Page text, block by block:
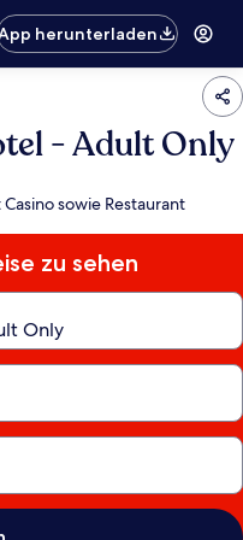
herunterladen
- Adult Only
sowie Restaurant
zu sehen